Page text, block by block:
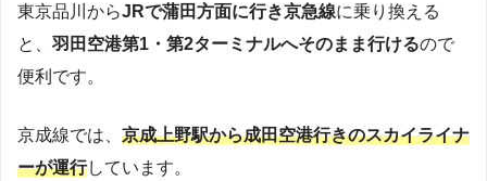
東京品川からJRで蒲田方面に行き京急線に乗り換える
と、 羽田空港第1・第2ターミナルへそのまま行けるので
便利です。
京成線では、 京成上野駅から成田空港行きのスカイライナ
ーが運行しています。